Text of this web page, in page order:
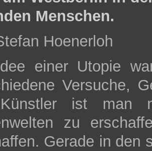
Menschen.
Hoenerloh
einer Utopie
Versuche,
ist man
zu
Gerade in den